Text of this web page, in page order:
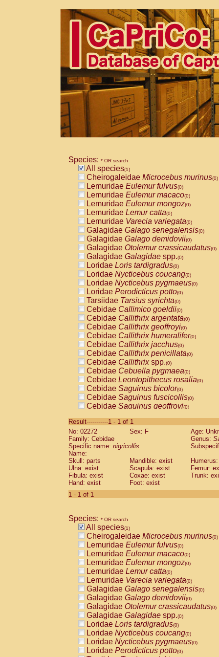
Species: * OR search
All species(1)
Cheirogaleidae Microcebus murinus(0)
Lemuridae Eulemur fulvus(0)
Lemuridae Eulemur macaco(0)
Lemuridae Eulemur mongoz(0)
Lemuridae Lemur catta(0)
Lemuridae Varecia variegata(0)
Galagidae Galago senegalensis(0)
Galagidae Galago demidovii(0)
Galagidae Otolemur crassicaudatus(0)
Galagidae Galagidae spp.(0)
Loridae Loris tardigradus(0)
Loridae Nycticebus coucang(0)
Loridae Nycticebus pygmaeus(0)
Loridae Perodicticus potto(0)
Tarsiidae Tarsius syrichta(0)
Cebidae Callimico goeldii(0)
Cebidae Callithrix argentata(0)
Cebidae Callithrix geoffroyi(0)
Cebidae Callithrix humeralifer(0)
Cebidae Callithrix jacchus(0)
Cebidae Callithrix penicillata(0)
Cebidae Callithrixspp.(0)
Cebidae Cebuella pygmaea(0)
Cebidae Leontopithecus rosalia(0)
Cebidae Saguinus bicolor(0)
Cebidae Saguinus fuscicollis(0)
Cebidae Saguinus geoffroyi(0)
CebidaeSaguinus labiatus(0)
Cebidae Saguinus leucopus (0)
Cebidae
CebidaeSaguinus mystax
Cebidae Saguinus nigricollis (1)
Cebidae Saguinus oedipus
Cebidae Saguinus weddelli
Cebidae Saguinusspp.
Cebidae
CebidaeCebus capucinus
CebidaeCebus nigrivittatus
CebidaeCebus spp.(0)
CebidaeSaimiri boliviensis(0)
CebidaeSaimiri sciureus(0)
AtelidaeAlouatta caraya(0)
AtelidaeAlouatta fusca(0)
AtelidaeAlouatta seniculus(0)
AtelidaeAlouattaspp.(0)
AtelidaeAteles belzebuth(0)
AtelidaeAteles geoffroyi(0)
AtelidaeAteles paniscus(0)
AtelidaeAtelesspp.(0)
AtelidaeLagothrix lagothricha(0)
AtelidaeLagothrix lagothricha cana
PitheciidaeCacajao calvus
Result-----------1 - 1 of 1
No: 02272
Sex: F
Age:
Family: Cebidae
Genus:
Specific name: nigricollis
Name:
Skull: parts
Mandible: exist
Ulna: exist
Scapula: exist
Femur:
Fibula: exist
Coxae: exist
Trunk:
Hand: exist
Foot: exist
1 - 1 of 1
Species: * OR search
All species(1)
Cheirogaleidae Microcebus murinus(0)
Lemuridae Eulemur fulvus(0)
Lemuridae Eulemur macaco(0)
Lemuridae Eulemur mongoz(0)
Lemuridae Lemur catta(0)
Lemuridae Varecia variegata(0)
Galagidae Galago senegalensis(0)
Galagidae Galago demidovii(0)
Galagidae Otolemur crassicaudatus(0)
Galagidae Galagidae spp.(0)
Loridae Loris tardigradus(0)
Loridae Nycticebus coucang(0)
Loridae Nycticebus pygmaeus(0)
Loridae Perodicticus potto(0)